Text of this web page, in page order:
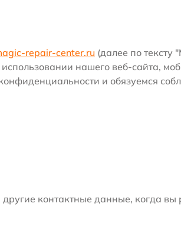
repair-center.ru (далее по
нашего веб-сайта,
и обязуемся
контактные данные, когда вы